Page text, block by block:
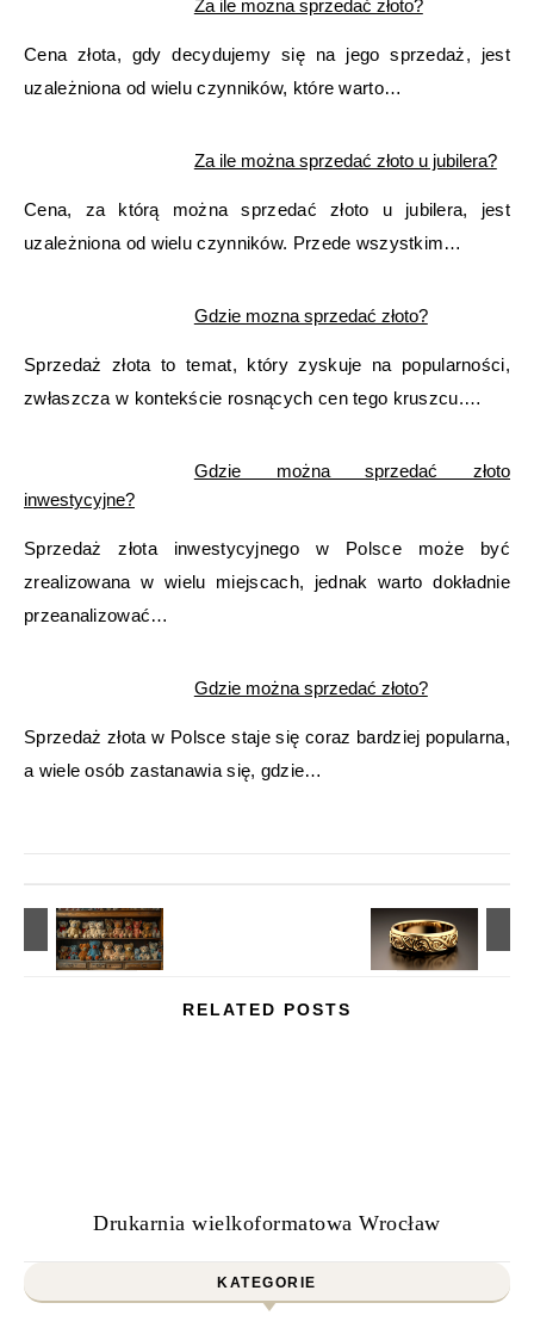
Za ile można sprzedać złoto?
Cena złota, gdy decydujemy się na jego sprzedaż, jest
uzależniona od wielu czynników, które warto…
Za ile można sprzedać złoto u jubilera?
Cena, za którą można sprzedać złoto u jubilera, jest
uzależniona od wielu czynników. Przede wszystkim…
Gdzie mozna sprzedać złoto?
Sprzedaż złota to temat, który zyskuje na popularności,
zwłaszcza w kontekście rosnących cen tego kruszcu.…
Gdzie można sprzedać złoto
inwestycyjne?
Sprzedaż złota inwestycyjnego w Polsce może być
zrealizowana w wielu miejscach, jednak warto dokładnie
przeanalizować…
Gdzie można sprzedać złoto?
Sprzedaż złota w Polsce staje się coraz bardziej popularna,
a wiele osób zastanawia się, gdzie…
RELATED POSTS
Drukarnia wielkoformatowa Wrocław
KATEGORIE